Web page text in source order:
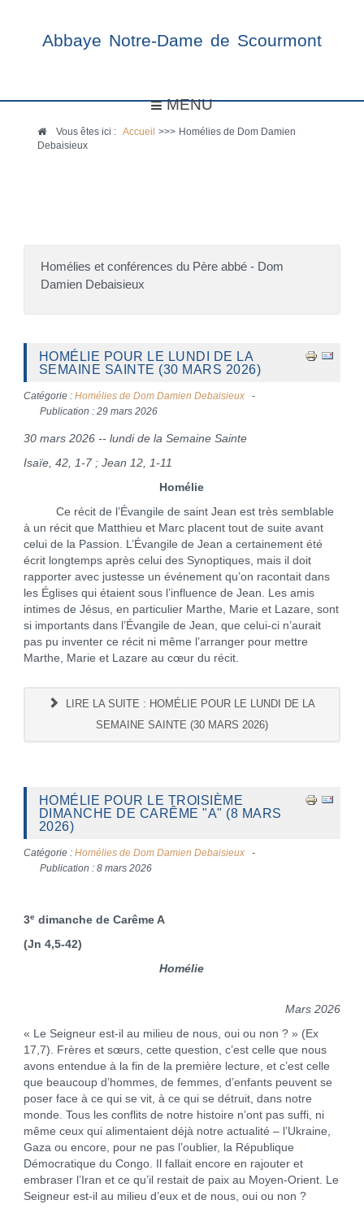
Abbaye Notre-Dame de Scourmont
MENU
Vous êtes ici :Accueil >>> Homélies de Dom Damien
Debaisieux
Homélies et conférences du Père abbé - Dom
Damien Debaisieux
HOMÉLIE POUR LE LUNDI DE LA
SEMAINE SAINTE (30 MARS 2026)
Catégorie : Homélies de Dom Damien Debaisieux
Publication : 29 mars 2026
30 mars 2026 -- lundi de la Semaine Sainte
Isaïe, 42, 1-7 ; Jean 12, 1-11
Homélie
Ce récit de l’Évangile de saint Jean est très semblable
à un récit que Matthieu et Marc placent tout de suite avant
celui de la Passion. L’Évangile de Jean a certainement été
écrit longtemps après celui des Synoptiques, mais il doit
rapporter avec justesse un événement qu’on racontait dans
les Églises qui étaient sous l’influence de Jean. Les amis
intimes de Jésus, en particulier Marthe, Marie et Lazare, sont
si importants dans l’Évangile de Jean, que celui-ci n’aurait
pas pu inventer ce récit ni même l’arranger pour mettre
Marthe, Marie et Lazare au cœur du récit.
LIRE LA SUITE : HOMÉLIE POUR LE LUNDI DE LA
SEMAINE SAINTE (30 MARS 2026)
HOMÉLIE POUR LE TROISIÈME
DIMANCHE DE CARÊME "A" (8 MARS
2026)
Catégorie : Homélies de Dom Damien Debaisieux
Publication : 8 mars 2026
3edimanche de Carême A
(Jn 4,5-42)
Homélie
Mars 2026
« Le Seigneur est-il au milieu de nous, oui ou non ? » (Ex
17,7). Frères et sœurs, cette question, c’est celle que nous
avons entendue à la fin de la première lecture, et c’est celle
que beaucoup d’hommes, de femmes, d’enfants peuvent se
poser face à ce qui se vit, à ce qui se détruit, dans notre
monde. Tous les conflits de notre histoire n’ont pas suffi, ni
même ceux qui alimentaient déjà notre actualité – l’Ukraine,
Gaza ou encore, pour ne pas l’oublier, la République
Démocratique du Congo. Il fallait encore en rajouter et
embraser l’Iran et ce qu’il restait de paix au Moyen-Orient. Le
Seigneur est-il au milieu d’eux et de nous, oui ou non ?